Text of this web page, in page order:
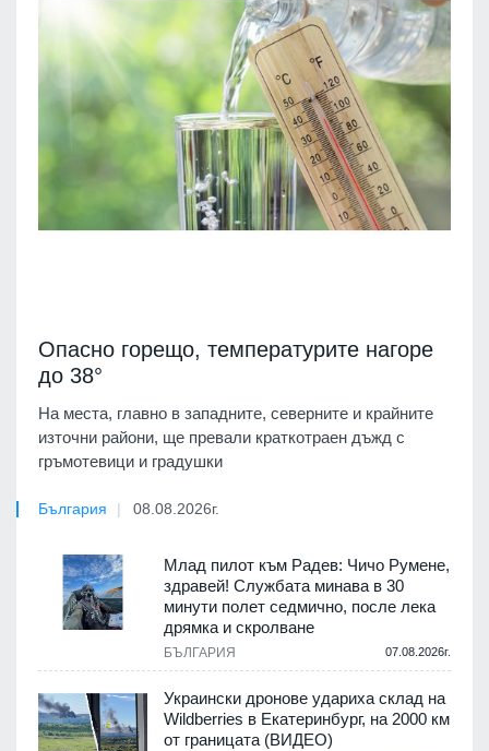
Опасно горещо, температурите нагоре
до 38°
На места, главно в западните, северните и крайните
източни райони, ще превали краткотраен дъжд с
гръмотевици и градушки
България 08.08.2026г.
Млад пилот към Радев: Чичо Румене,
здравей! Службата минава в 30
минути полет седмично, после лека
дрямка и скролване
БЪЛГАРИЯ 07.08.2026г.
Украински дронове удариха склад на
Wildberries в Екатеринбург, на 2000 км
от границата (ВИДЕО)